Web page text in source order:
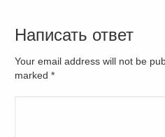
Написать ответ
Your email address will not be
marked*